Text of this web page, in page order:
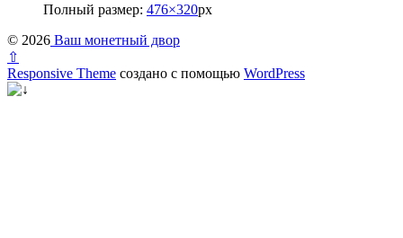
Полный размер: 476×320px
© 2026 Ваш монетный двор
⇧
Responsive Theme создано с помощью WordPress